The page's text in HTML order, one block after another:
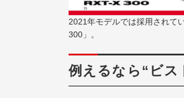
2021年モデルでは採用されて
300」。
例えるなら“ビス